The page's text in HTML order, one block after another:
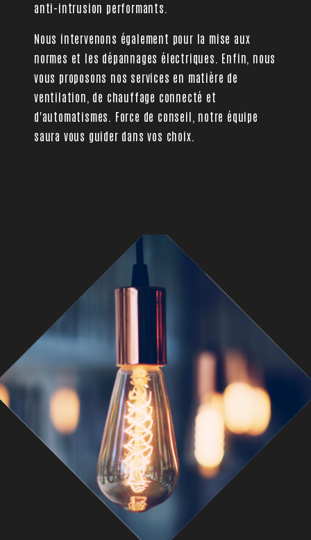
anti-intrusion performants.
Nous intervenons également pour la mise aux
normes et les dépannages électriques. Enfin, nous
vous proposons nos services en matière de
ventilation, de chauffage connecté et
d'automatismes. Force de conseil, notre équipe
saura vous guider dans vos choix.